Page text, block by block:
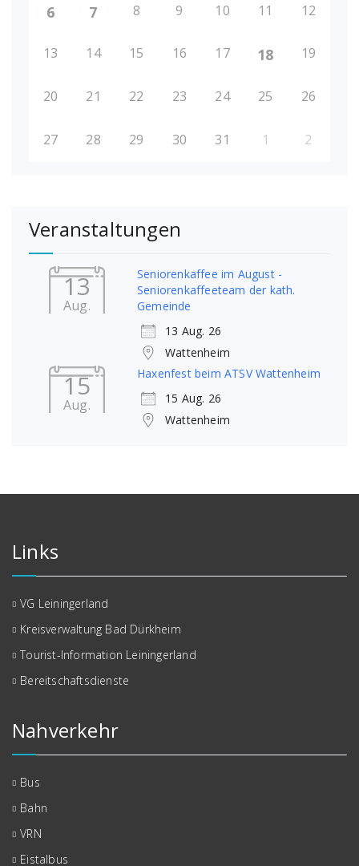
6 7 8 9 10 11 12
13 14 15 16 17 18 19
20 21 22 23 24 25 26
27 28 29 30 31 1 2
Veranstaltungen
13
Aug.
Seniorenkaffee im August -
Seniorenkaffeeteam der kath.
Gemeinde
13 Aug. 26
Wattenheim
15
Aug.
Haxenfest beim ATSV Wattenheim
15 Aug. 26
Wattenheim
Links
VG Leiningerland
Kreisverwaltung Bad Dürkheim
Tourist-Information Leiningerland
Bereitschaftsdienste
Nahverkehr
Bus
Bahn
VRN
Eistalbus